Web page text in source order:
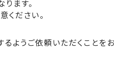
ます。
ださい。
ようご依頼いただくことを